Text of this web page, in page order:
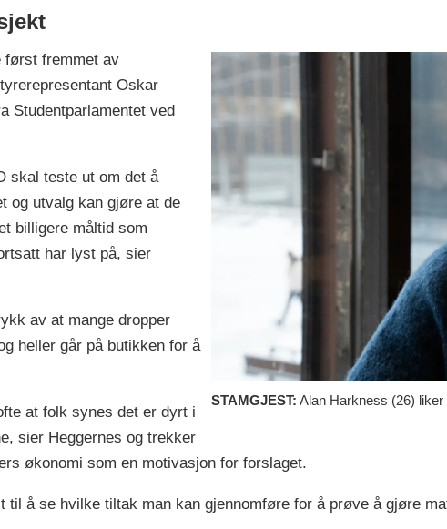
STAMGJEST: Alan Harkness (26)
først fremmet av
Oskar
Studentparlamentet ved
skal teste ut om det å
og utvalg kan gjøre at de
billigere måltid som
har lyst på, sier
av at mange dropper
heller går på butikken for å
at folk synes det er dyrt i
sier Heggernes og trekker
økonomi som en motivasjon for forslaget.
til å se hvilke tiltak man kan gjennomføre for å prøve å gjøre